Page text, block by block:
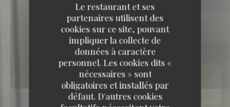
Le restaurant et ses
partenaires utilisent des
cookies sur ce site, pouvant
impliquer la collecte de
données à caractère
personnel. Les cookies dits «
nécessaires » sont
obligatoires et installés par
défaut. D'autres cookies